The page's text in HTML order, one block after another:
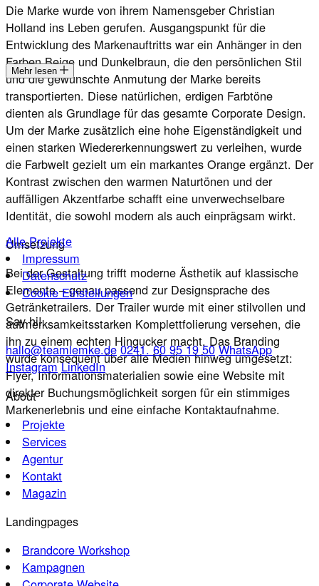
Die Marke wurde von ihrem Namensgeber Christian
Holland ins Leben gerufen. Ausgangspunkt für die
Entwicklung des Markenauftritts war ein Anhänger in den
Farben Beige und Dunkelbraun, die den persönlichen Stil
und die gewünschte Anmutung der Marke bereits
transportierten. Diese natürlichen, erdigen Farbtöne
dienten als Grundlage für das gesamte Corporate Design.
Um der Marke zusätzlich eine hohe Eigenständigkeit und
einen starken Wiedererkennungswert zu verleihen, wurde
die Farbwelt gezielt um ein markantes Orange ergänzt. Der
Kontrast zwischen den warmen Naturtönen und der
auffälligen Akzentfarbe schafft eine unverwechselbare
Identität, die sowohl modern als auch einprägsam wirkt.
Umsetzung
Bei der Gestaltung trifft moderne Ästhetik auf klassische
Elemente – genau passend zur Designsprache des
Getränketrailers. Der Trailer wurde mit einer stilvollen und
aufmerksamkeitsstarken Komplettfolierung versehen, die
ihn zu einem echten Hingucker macht. Das Branding
wurde konsequent über alle Medien hinweg umgesetzt:
Flyer, Informationsmaterialien sowie eine Website mit
direkter Buchungsmöglichkeit sorgen für ein stimmiges
Markenerlebnis und eine einfache Kontaktaufnahme.
Mehr lesen
Alle Projekte
Impressum
Datenschutz
Cookie Einstellungen
Say hi!
hallo@teamlemke.de 0241. 60 95 19 50 WhatsApp
Instagram LinkedIn
About
Projekte
Services
Agentur
Kontakt
Magazin
Landingpages
Brandcore Workshop
Kampagnen